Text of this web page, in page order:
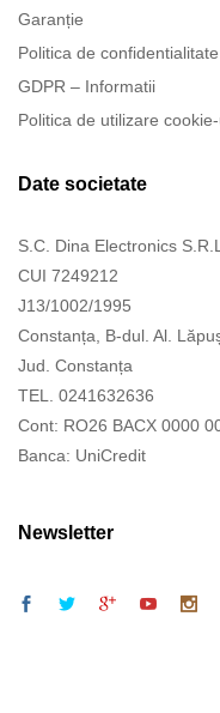
Garanție
Politica de confidentialitate
GDPR – Informatii
Politica de utilizare
Date societate
S.C. Dina Electronics
CUI 7249212
J13/1002/1995
Constanța, B-dul. Al.
Jud. Constanța
TEL. 0241632636
Cont: RO26 BACX 0000
Banca: UniCredit
Newsletter